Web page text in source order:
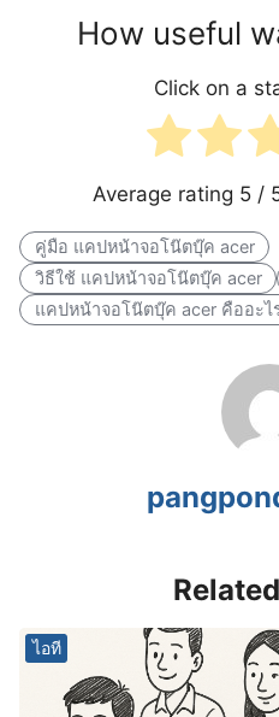
How useful
Click on a
Average rating 5/
คู่มือ แคปหน้าจอโน๊ตบุ๊ค acer
วิธีใช้ แคปหน้าจอโน๊ตบุ๊ค acer
แคปหน้าจอโน๊ตบุ๊ค acer คืออะไ
ไอที